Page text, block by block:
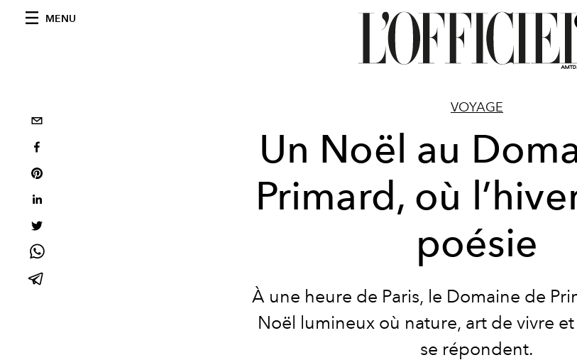
MENU
VOYAGE
Un Noël au
Primard, où
poésie
À une heure de Paris, le Domaine de
Noël lumineux où nature, art de vivre
se répondent.